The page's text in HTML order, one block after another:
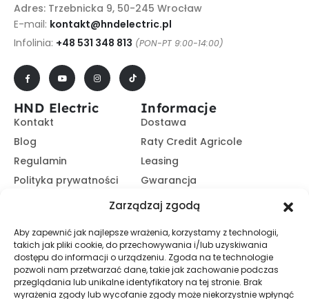
Zarządzaj zgodą
Aby zapewnić jak najlepsze wrażenia, korzystamy z technologii,
takich jak pliki cookie, do przechowywania i/lub uzyskiwania
dostępu do informacji o urządzeniu. Zgoda na te technologie
pozwoli nam przetwarzać dane, takie jak zachowanie podczas
przeglądania lub unikalne identyfikatory na tej stronie. Brak
wyrażenia zgody lub wycofanie zgody może niekorzystnie wpłynąć
Adres: Trzebnicka 9, 50-245 Wrocław
E-mail: kontakt@hndelectric.pl
Infolinia: +48 531 348 813 (PON-PT 9:00-14:00)
HND Electric
Kontakt
Blog
Regulamin
Polityka prywatności
Informacje
Dostawa
Raty Credit Agricole
Leasing
Gwarancja
14 dni na zwrot
Program partnerski
Zasubskrybuj nasz Newsletter